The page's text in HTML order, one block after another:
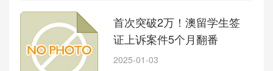
首次突破2万！澳留学生签
证上诉案件5个月翻番
2025-01-03